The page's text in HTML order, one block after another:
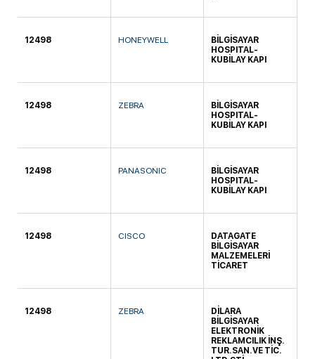
12498 HONEYWELL
BİLGİSAYAR
HOSPITAL-
KUBİLAY KAPI
12498 ZEBRA
BİLGİSAYAR
HOSPITAL-
KUBİLAY KAPI
12498 PANASONIC
BİLGİSAYAR
HOSPITAL-
KUBİLAY KAPI
12498 CISCO
DATAGATE
BİLGİSAYAR
MALZEMELERİ
TİCARET
12498 ZEBRA
DİLARA
BİLGİSAYAR
ELEKTRONİK
REKLAMCILIK İNŞ.
TUR. SAN. VE TİC.